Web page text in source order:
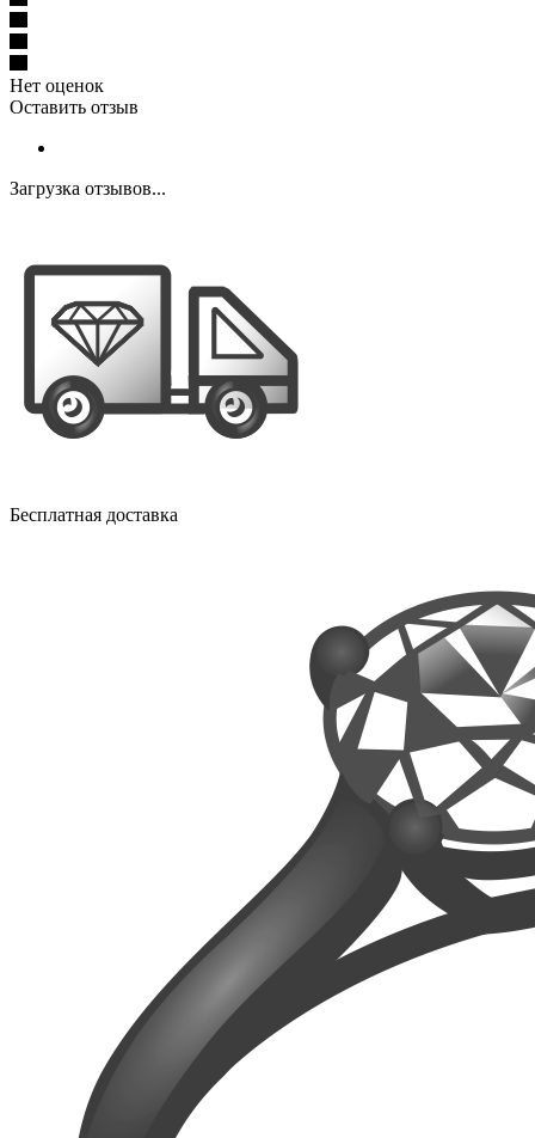
Нет оценок
Оставить отзыв
Загрузка отзывов...
Бесплатная доставка